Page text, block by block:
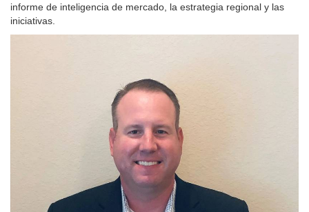
informe de inteligencia de mercado, la estrategia regional y las
iniciativas.